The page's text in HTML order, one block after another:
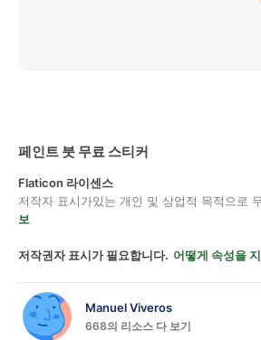
페인트 붓 무료 스티커
Flaticon 라이센스
저작자 표시가있는 개인 및 상업적 목적으로
보
저작권자 표시가 필요합니다. 어떻게 속성을
Manuel Viveros
668의 리소스 다 보기